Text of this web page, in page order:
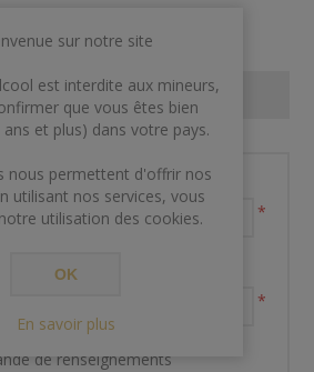
CONTACT US
Nom et prénom
*
Votre adresse email
*
de renseignements
sur notre site
est interdite aux mineurs,
que vous êtes bien
et plus) dans votre pays.
nous permettent d'offrir nos
utilisant nos services, vous
utilisation des cookies.
OK
En savoir plus